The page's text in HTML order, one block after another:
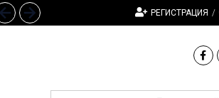
РЕГИСТРАЦИЯ /